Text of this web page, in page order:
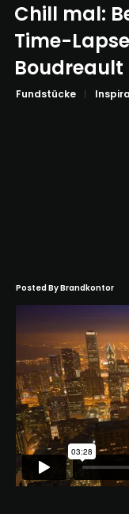
Chill mal:
Time-
Boudreault
Fundstücke
Posted ByBrandkontor